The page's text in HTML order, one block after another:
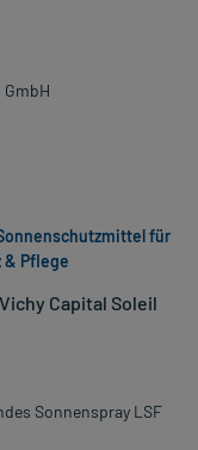
Capital Soleil
Sonnenspray LSF
für
& Pflege